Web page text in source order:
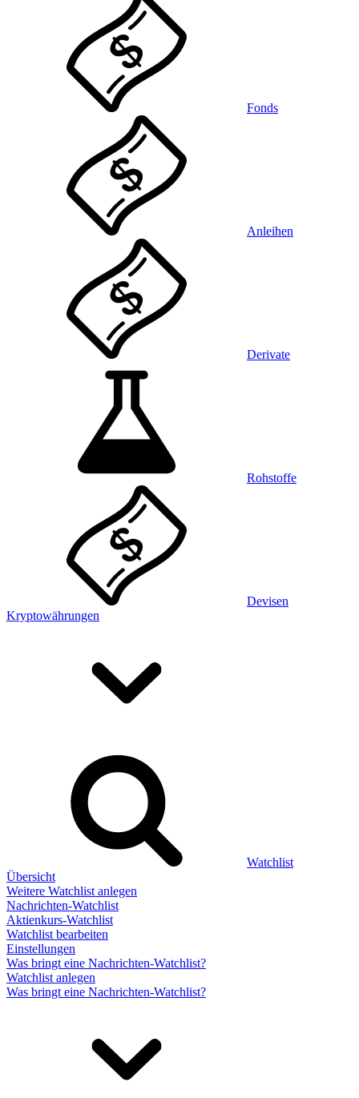
Fonds
Anleihen
Derivate
Rohstoffe
Devisen
Kryptowährungen
Watchlist
Übersicht
Weitere Watchlist anlegen
Nachrichten-Watchlist
Aktienkurs-Watchlist
Watchlist bearbeiten
Einstellungen
Was bringt eine Nachrichten-Watchlist?
Watchlist anlegen
Was bringt eine Nachrichten-Watchlist?